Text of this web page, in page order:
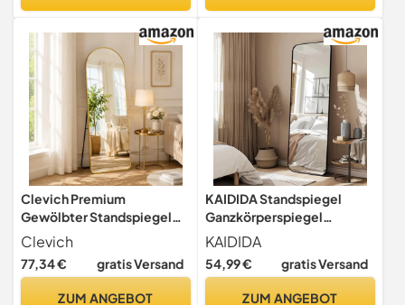
Clevich Premium
Gewölbter Standspiegel
162x50 cm, Groß
Wandspiegel
Ganzkörperspiegel mit 3
Clevich
77,34 € gratis Versand
ZUM ANGEBOT
KAIDIDA Standspiegel
Ganzkörperspiegel
Abgerundete 162 x 53 cm:
Schwarz Metallrahmen,
Sicherheitsglas mit
KAIDIDA
54,99 € gratis Versand
ZUM ANGEBOT